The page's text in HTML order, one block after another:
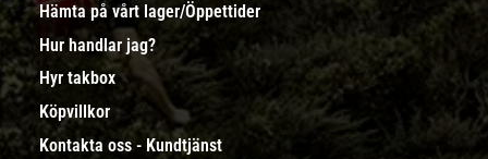
Hämta på vårt lager/Öppettider
Hur handlar jag?
Hyr takbox
Köpvillkor
Kontakta oss - Kundtjänst